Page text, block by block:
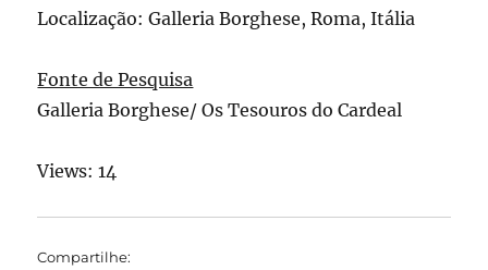
Localização: Galleria Borghese, Roma, Itália
Fonte de Pesquisa
Galleria Borghese/ Os Tesouros do Cardeal
Views: 14
Compartilhe: